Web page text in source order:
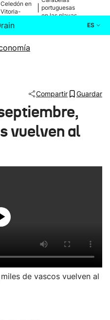
Celedón en
Vitoria-
portuguesas
en las playas
ES
Compartir Guardar
vuelven al
de vascos vuelven al